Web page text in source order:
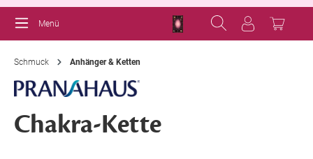
Menü
Schmuck Anhänger & Ketten
Chakra-Kette